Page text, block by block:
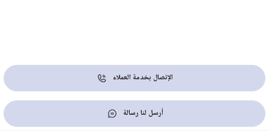
الإتصال بخدمة العملاء
أرسل لنا رسالة